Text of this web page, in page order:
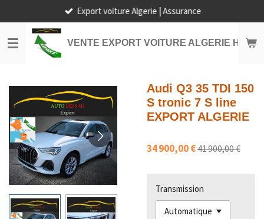
au
contenu
principal
VENTE EXPORT VOITURE ALGERIE HORS
Export voiture Algerie | Assurance
Audi Q3 35 TDI 150
S tronic 7 S line
EXPORT ALGERIE
34 900,00 €41 900,00 €
Transmission